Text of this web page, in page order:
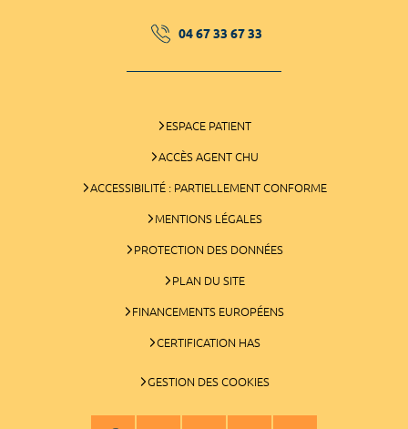
04 67 33 67 33
ESPACE PATIENT
ACCÈS AGENT CHU
ACCESSIBILITÉ : PARTIELLEMENT CONFORME
MENTIONS LÉGALES
PROTECTION DES DONNÉES
PLAN DU SITE
FINANCEMENTS EUROPÉENS
CERTIFICATION HAS
GESTION DES COOKIES